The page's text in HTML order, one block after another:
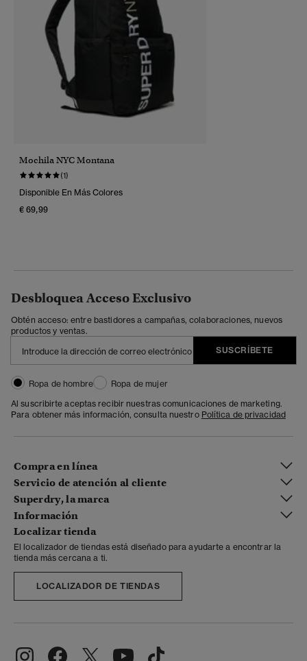
Mochila NYC Montana
(1)
Disponible En Más Colores
€ 69,99
Desbloquea Acceso Exclusivo
Obtén acceso: entre bastidores a campañas, colaboraciones, nuevos
productos y ventas.
SUSCRÍBETE
Ropa de hombre
Ropa de mujer
Al suscribirte aceptas recibir nuestras comunicaciones de marketing.
Para obtener más información, consulta nuestro Política de privacidad
Compra en línea
Servicio de atención al cliente
Superdry, la marca
Información
Localizar tienda
El localizador de tiendas está diseñado para ayudarte a encontrar la
tienda más cercana a ti.
LOCALIZADOR DE TIENDAS